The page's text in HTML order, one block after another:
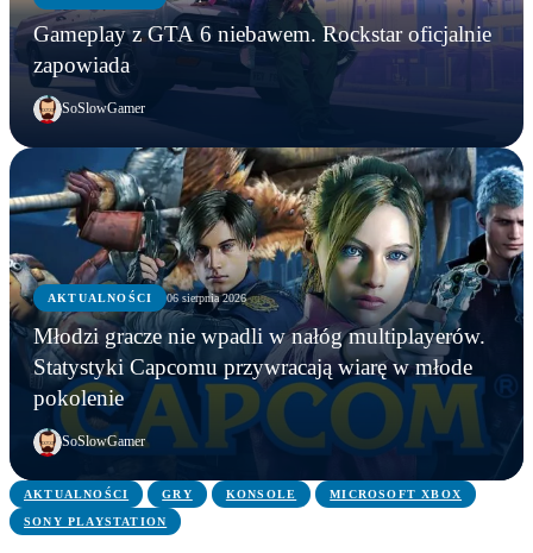
Gameplay z GTA 6 niebawem. Rockstar oficjalnie
zapowiada
SoSlowGamer
AKTUALNOŚCI 06 sierpnia 2026
Młodzi gracze nie wpadli w nałóg multiplayerów.
Statystyki Capcomu przywracają wiarę w młode
pokolenie
SoSlowGamer
AKTUALNOŚCI
WWE chce zastrzec znak towarowy „Vice City”.
Przypadek?
AKTUALNOŚCI
Gameplay z GTA 6 niebawem. Rockstar oficjalnie
zapowiada
AKTUALNOŚCI
Młodzi gracze nie wpadli w nałóg multiplayerów.
Statystyki Capcomu przywracają wiarę w młode
pokolenie
AKTUALNOŚCI GRY KONSOLE MICROSOFT XBOX
SONY PLAYSTATION